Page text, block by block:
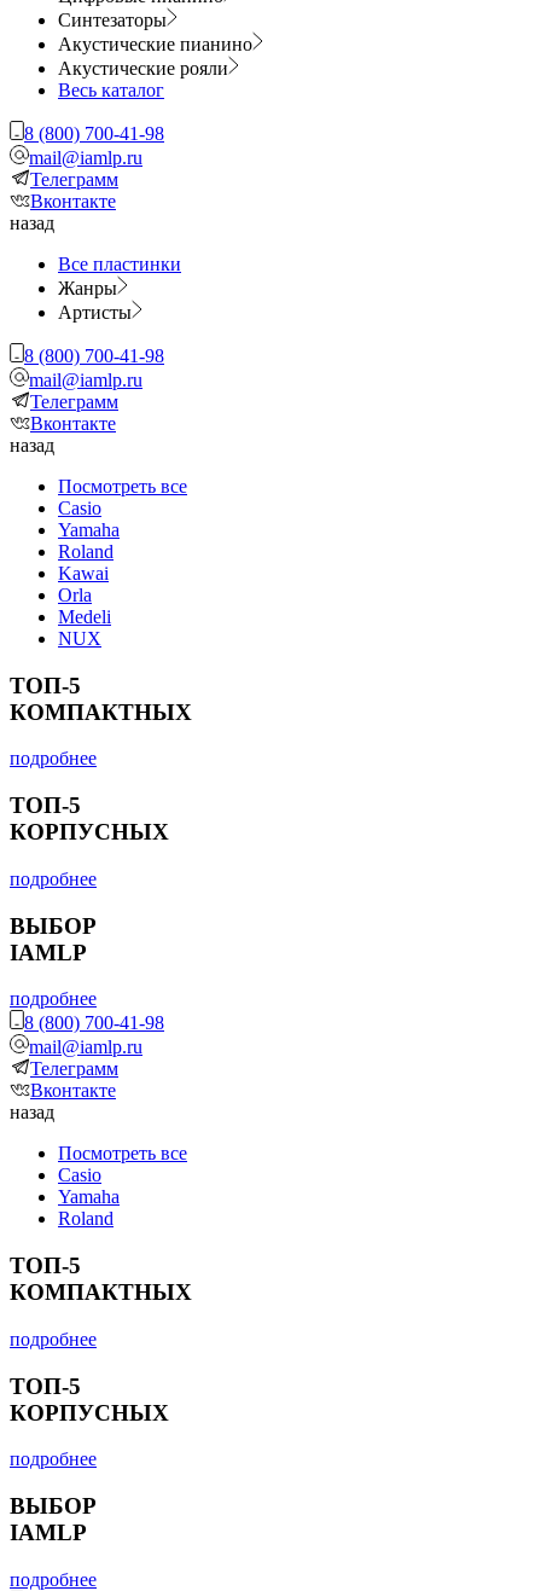
Синтезаторы
Акустические пианино
Акустические рояли
Весь каталог
8 (800) 700-41-98
mail@iamlp.ru
Телеграмм
Вконтакте
назад
Все пластинки
Жанры
Артисты
8 (800) 700-41-98
mail@iamlp.ru
Телеграмм
Вконтакте
назад
Посмотреть все
Casio
Yamaha
Roland
Kawai
Orla
Medeli
NUX
ТОП-5
КОМПАКТНЫХ
подробнее
ТОП-5
КОРПУСНЫХ
подробнее
ВЫБОР
IAMLP
подробнее
8 (800) 700-41-98
mail@iamlp.ru
Телеграмм
Вконтакте
назад
Посмотреть все
Casio
Yamaha
Roland
ТОП-5
КОМПАКТНЫХ
подробнее
ТОП-5
КОРПУСНЫХ
подробнее
ВЫБОР
IAMLP
подробнее